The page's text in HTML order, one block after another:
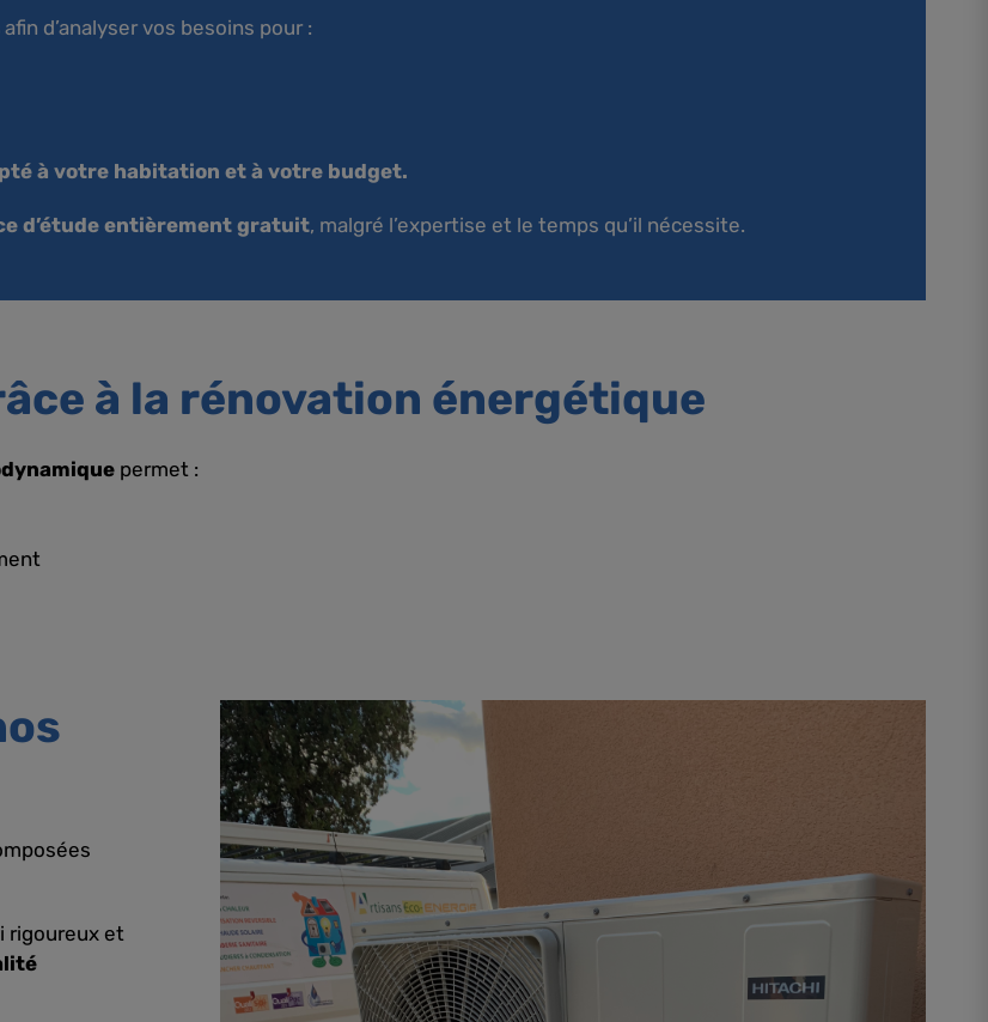
afin d’analyser vos besoins pour :
à votre habitation et à votre budget.
d’étude entièrement gratuit, malgré l’expertise et le temps qu’il nécessite.
à la rénovation énergétique
permet :
rigoureux et